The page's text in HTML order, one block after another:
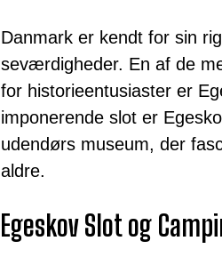
Danmark er kendt for sin
seværdigheder. En af de
for historieentusiaster er
imponerende slot er
udendørs museum, der
aldre.
Egeskov Slot og